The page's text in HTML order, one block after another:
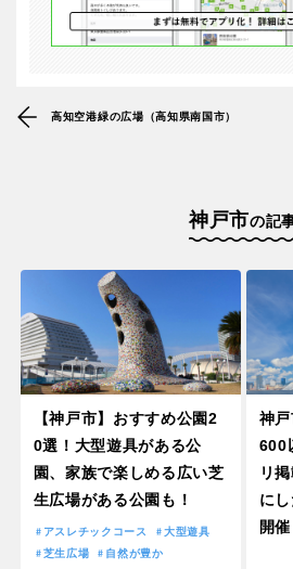
高知空港緑の広場（高知県南国市）
神戸市の記
【神戸市】おすすめ公園2
0選！大型遊具がある公
園、家族で楽しめる広い芝
生広場がある公園も！
アスレチックコース
大型遊具
芝生広場
自然が豊か
神
600
リ
に
開催